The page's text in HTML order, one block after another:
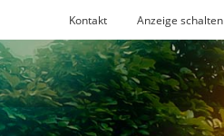
Kontakt Anzeige schalten